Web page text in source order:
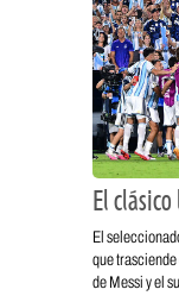
El
El
que
de Messi y el